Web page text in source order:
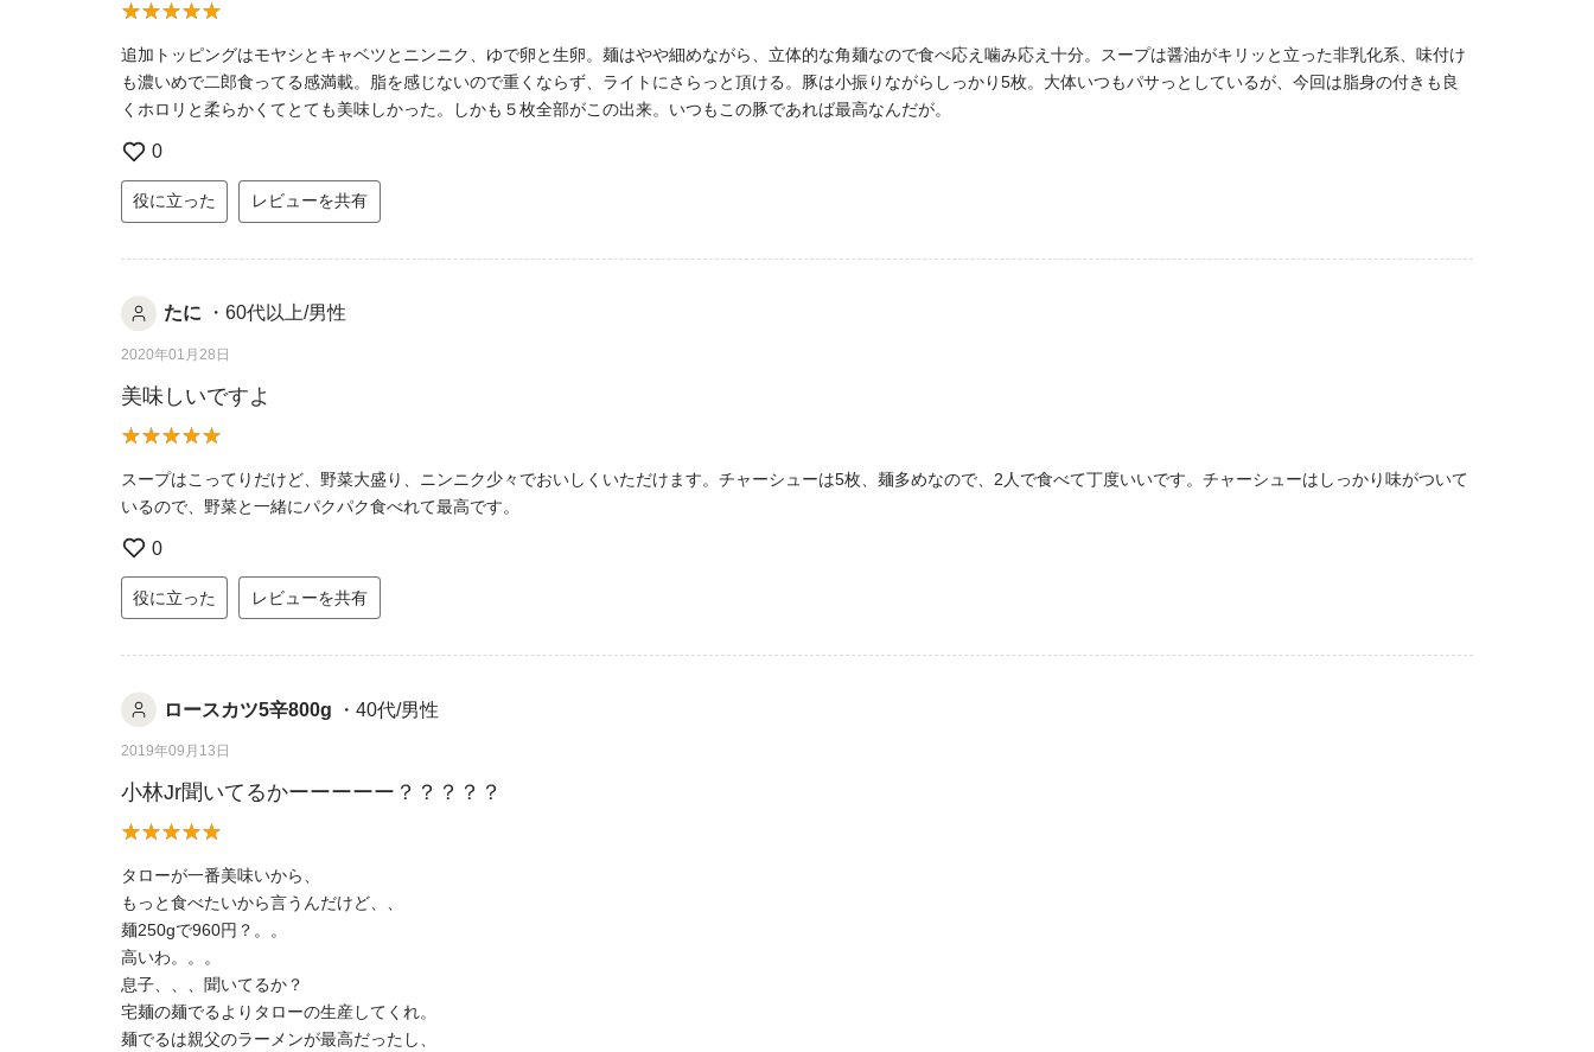
追加トッピングはモヤシとキャベツとニンニク、ゆで卵と生卵。麺はやや細めながら、立体的な角麺なので食べ応え噛み応え十分。スープは醤油がキリッと立った非乳化系、味付け
も濃いめで二郎食ってる感満載。脂を感じないので重くならず、ライトにさらっと頂ける。豚は小振りながらしっかり5枚。大体いつもパサっとしているが、今回は脂身の付きも良
くホロリと柔らかくてとても美味しかった。しかも５枚全部がこの出来。いつもこの豚であれば最高なんだが。
0
役に立った レビューを共有
たに ・60代以上/男性
2020年01月28日
美味しいですよ
スープはこってりだけど、野菜大盛り、ニンニク少々でおいしくいただけます。チャーシューは5枚、麺多めなので、2人で食べて丁度いいです。チャーシューはしっかり味がついて
いるので、野菜と一緒にパクパク食べれて最高です。
0
役に立った レビューを共有
ロースカツ5辛800g ・40代/男性
2019年09月13日
小林Jr聞いてるかーーーーー？？？？？
タローが一番美味いから、
もっと食べたいから言うんだけど、、
麺250gで960円？。。
高いわ。。。
息子、、、聞いてるか？
宅麺の麺でるよりタローの生産してくれ。
麺でるは親父のラーメンが最高だったし、